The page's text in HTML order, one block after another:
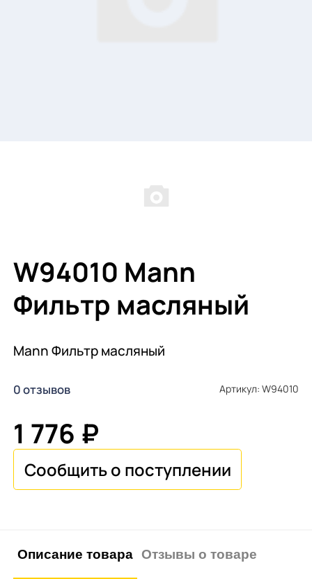
W94010 Mann
Фильтр масляный
Mann Фильтр масляный
0 отзывов Артикул: W94010
1 776 ₽
Описание товара Отзывы о товаре